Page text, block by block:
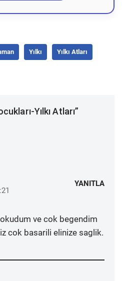
Yılkı Yılkı Atları
Yılkı Atları”
YANITLA
ve cok begendim
cok basarili elinize saglik.